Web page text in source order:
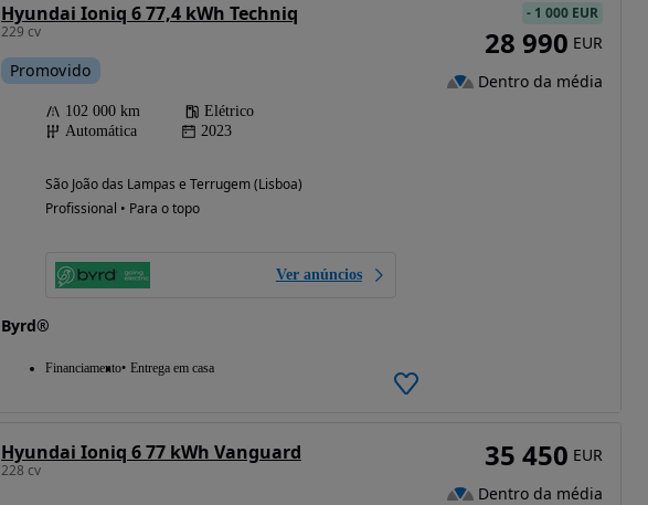
Hyundai Ioniq 6 77,4 kWh Techniq
229 cv
Promovido
102 000 km
Elétrico
Automática
2023
São João das Lampas e Terrugem (Lisboa)
Profissional • Para o topo
Ver anúncios
Byrd®
Financiamento Entrega em casa
- 1 000 EUR
28 990 EUR
Dentro da média
Hyundai Ioniq 6 77 kWh Vanguard
228 cv 35 450 EUR
Dentro da média